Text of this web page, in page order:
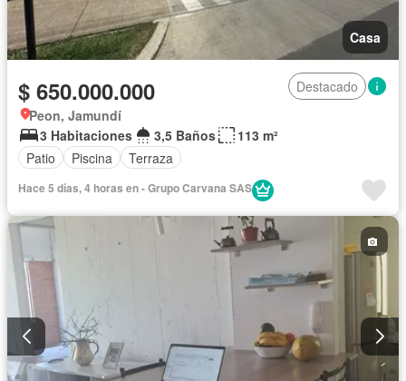
Casa
$ 650.000.000
Destacado
Peon, Jamundí
3 Habitaciones
3,5 Baños
113 m²
Patio
Piscina Terraza
Hace 5 días, 4 horas en - Grupo Carvana SAS